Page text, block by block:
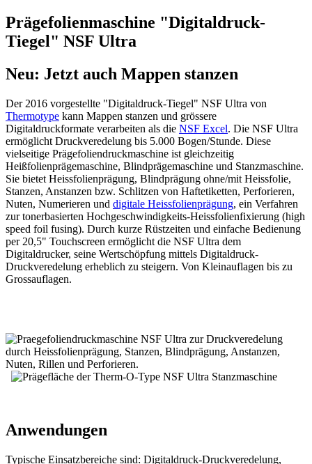
Prägefolienmaschine "Digitaldruck-
Tiegel" NSF Ultra
Neu: Jetzt auch Mappen stanzen
Der 2016 vorgestellte "Digitaldruck-Tiegel" NSF Ultra von
Thermotype kann Mappen stanzen und grössere
Digitaldruckformate verarbeiten als die NSF Excel. Die NSF Ultra
ermöglicht Druckveredelung bis 5.000 Bogen/Stunde. Diese
vielseitige Prägefoliendruckmaschine ist gleichzeitig
Heißfolienprägemaschine, Blindprägemaschine und Stanzmaschine.
Sie bietet Heissfolienprägung, Blindprägung ohne/mit Heissfolie,
Stanzen, Anstanzen bzw. Schlitzen von Haftetiketten, Perforieren,
Nuten, Numerieren und digitale Heissfolienprägung, ein Verfahren
zur tonerbasierten Hochgeschwindigkeits-Heissfolienfixierung (high
speed foil fusing). Durch kurze Rüstzeiten und einfache Bedienung
per 20,5" Touchscreen ermöglicht die NSF Ultra dem
Digitaldrucker, seine Wertschöpfung mittels Digitaldruck-
Druckveredelung erheblich zu steigern. Von Kleinauflagen bis zu
Grossauflagen.
Anwendungen
Typische Einsatzbereiche sind: Digitaldruck-Druckveredelung,